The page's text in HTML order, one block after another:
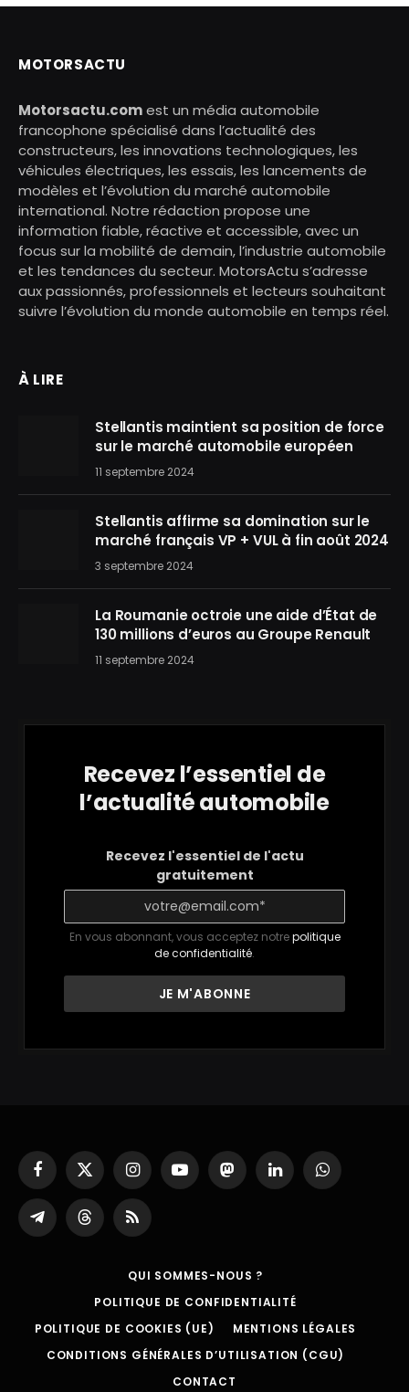
MOTORSACTU
Motorsactu.comest un média automobile
francophone spécialisé dans l’actualité des
constructeurs, les innovations technologiques, les
véhicules électriques, les essais, les lancements de
modèles et l’évolution du marché automobile
international. Notre rédaction propose une
information fiable, réactive et accessible, avec un
focus sur la mobilité de demain, l’industrie automobile
et les tendances du secteur. MotorsActu s’adresse
aux passionnés, professionnels et lecteurs souhaitant
suivre l’évolution du monde automobile en temps réel.
À LIRE
Stellantis maintient sa position de force
sur le marché automobile européen
11 septembre 2024
Stellantis affirme sa domination sur le
marché français VP + VUL à fin août 2024
3 septembre 2024
La Roumanie octroie une aide d’État de
130 millions d’euros au Groupe Renault
11 septembre 2024
Recevez l’essentiel de
l’actualité automobile
Recevez l'essentiel de l'actu
gratuitement
En vous abonnant, vous acceptez notrepolitique
de confidentialité.
Facebook
X
(Twitter)
InstagramYouTubeMastodonLinkedInWhatsApp
Partager
sur
ThreadsRSS
QUI SOMMES-NOUS ?
POLITIQUE DE CONFIDENTIALITÉ
POLITIQUE DE COOKIES (UE)
MENTIONS LÉGALES
CONDITIONS GÉNÉRALES D’UTILISATION (CGU)
CONTACT